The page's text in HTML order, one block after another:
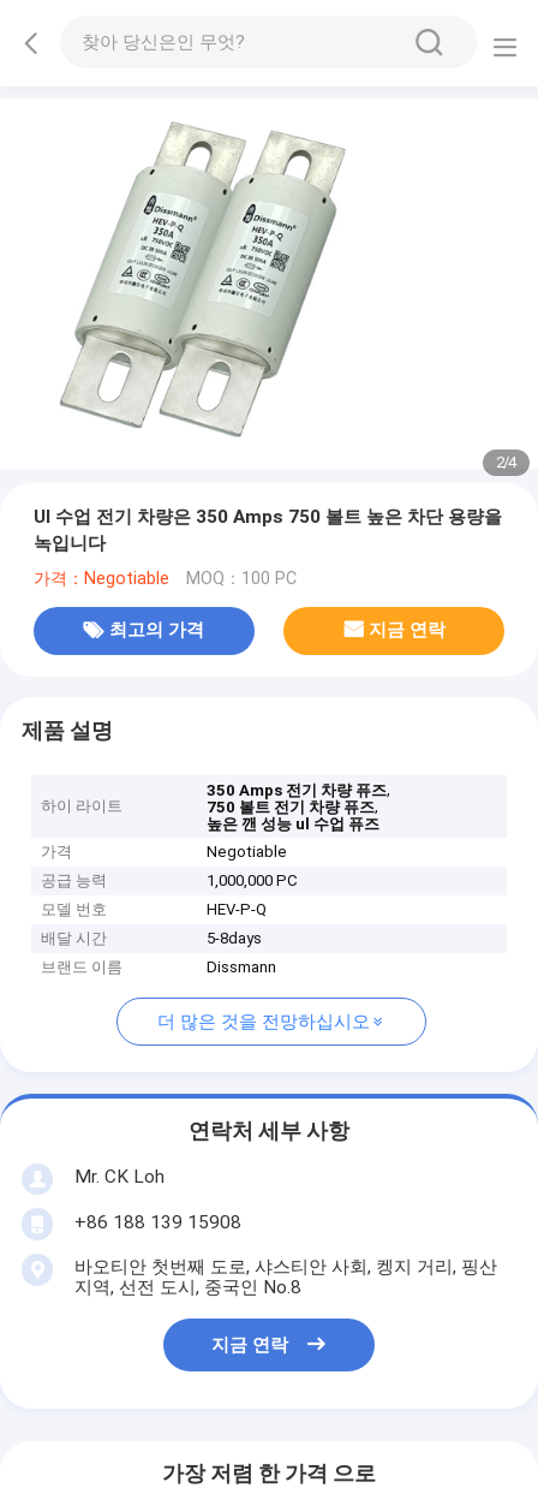
2/4
Ul 수업 전기 차량은 350 Amps 750 볼트 높은 차단 용량을
녹입니다
가격：Negotiable MOQ：100 PC
최고의 가격 지금 연락
제품 설명
하이 라이트
350 Amps 전기 차량 퓨즈,
750 볼트 전기 차량 퓨즈,
높은 깬 성능 ul 수업 퓨즈
가격
Negotiable
공급 능력
1,000,000 PC
모델 번호
HEV-P-Q
배달 시간
5-8days
브랜드 이름
Dissmann
더 많은 것을 전망하십시오
연락처 세부 사항
Mr. CK Loh
+86 188 139 15908
바오티안 첫번째 도로, 샤스티안 사회, 켕지 거리, 핑산
지역, 선전 도시, 중국인 No.8
지금 연락
가장 저렴 한 가격 으로